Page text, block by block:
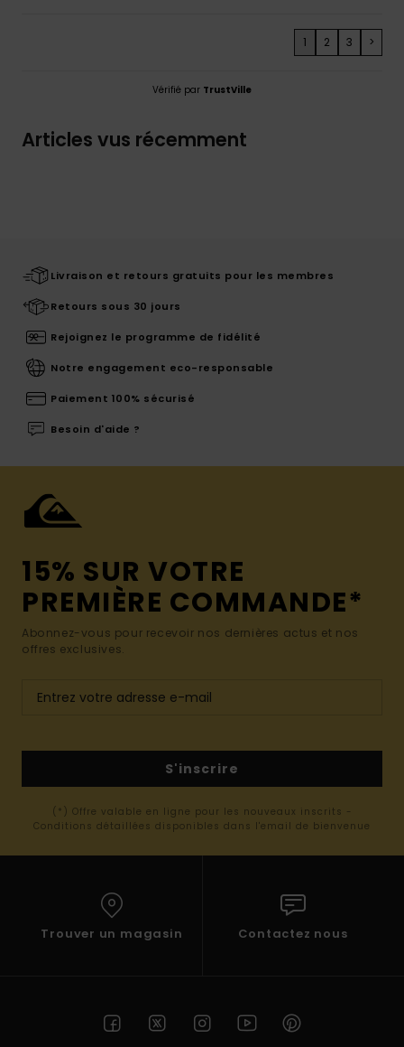
1 2 3 >
Vérifié par TrustVille
Articles vus récemment
Livraison et retours gratuits pour les membres
Retours sous 30 jours
Rejoignez le programme de fidélité
Notre engagement eco-responsable
Paiement 100% sécurisé
Besoin d'aide ?
15% SUR VOTRE
PREMIÈRE COMMANDE*
Abonnez-vous pour recevoir nos dernières actus et nos
offres exclusives.
S'inscrire
(*) Offre valable en ligne pour les nouveaux inscrits -
Conditions détaillées disponibles dans l'email de bienvenue
Trouver un magasin Contactez nous